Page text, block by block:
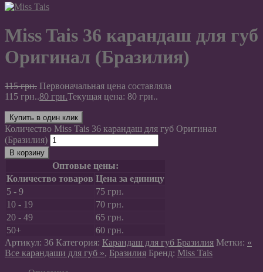
Miss Tais 36 карандаш для губ
Оригинал (Бразилия)
115грн. Первоначальная цена составляла
115 грн..80 грн.Текущая цена: 80 грн..
Купить в один клик
Количество Miss Tais 36 карандаш для губ Оригинал
(Бразилия)
В корзину
Оптовые цены:
Количество товаров Цена за единицу
5 - 9
75 грн.
10 - 19
70 грн.
20 - 49
65 грн.
50+
60 грн.
Артикул: 36 Категория: Карандаш для губ Бразилия Метки: «
Все карандаши для губ », Бразилия Бренд: Miss Tais